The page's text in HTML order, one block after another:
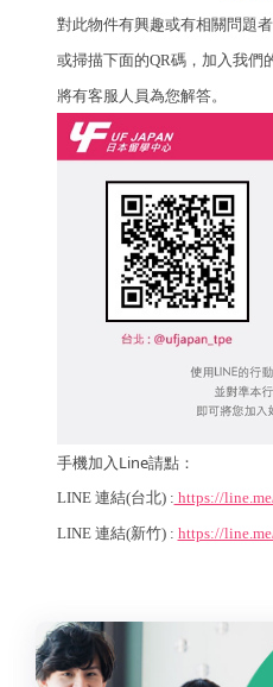
對此物件有興趣或有相關問題
或掃描下面的QR碼，加入我們
將有客服人員為您解答。
手機加入Line請點：
LINE 連結(台北) : https://
LINE 連結(新竹) : https://